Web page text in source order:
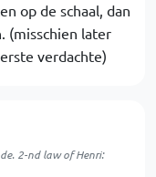
op de schaal, dan
(misschien later
verdachte)
2-nd law of Henri: